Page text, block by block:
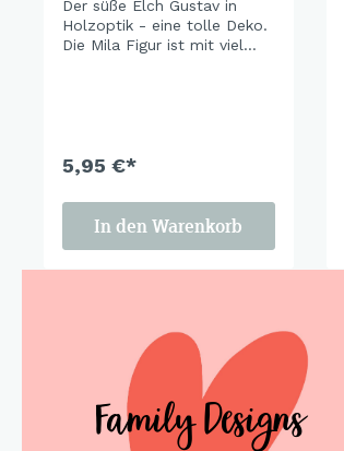
Der süße Elch Gustav in
Holzoptik - eine tolle Deko.
Die Mila Figur ist mit viel
5,95 €*
In den Warenkorb
Family Designs